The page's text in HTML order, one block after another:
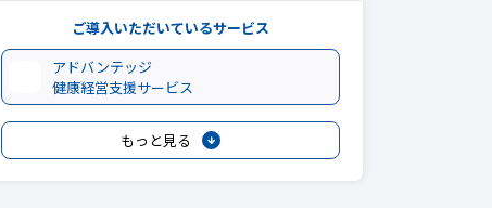
ご導入いただいているサービス
アドバンテッジ
健康経営支援サービス
もっと見る